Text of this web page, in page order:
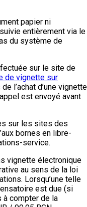
papier ni
entièrement via le
du système de
sur le site de
de vignette sur
l’achat d’une vignette
est envoyé avant
sur les sites des
bornes en libre-
service.
vignette électronique
au sens de la loi
Lorsqu’une telle
est due (si
à compter de la